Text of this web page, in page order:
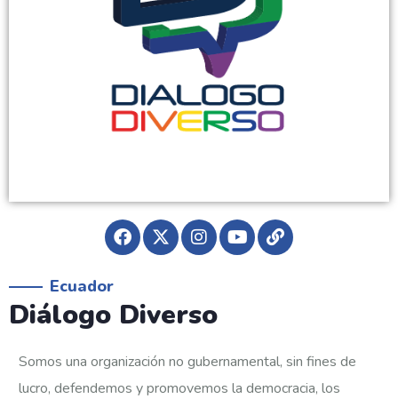
Ecuador
Diálogo Diverso
Somos una organización no gubernamental, sin fines de
lucro, defendemos y promovemos la democracia, los